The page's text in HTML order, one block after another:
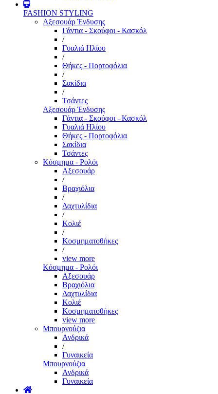
FASHION STYLING
Αξεσουάρ Ένδυσης
Γάντια - Σκούφοι - Κασκόλ
/
Γυαλιά Ηλίου
/
Θήκες - Πορτοφόλια
/
Σακίδια
/
Τσάντες
Αξεσουάρ Ένδυσης
Γάντια - Σκούφοι - Κασκόλ
Γυαλιά Ηλίου
Θήκες - Πορτοφόλια
Σακίδια
Τσάντες
Κόσμημα - Ρολόι
Αξεσουάρ
/
Βραχιόλια
/
Δαχτυλίδια
/
Κολιέ
/
Κοσμηματοθήκες
/
view more
Κόσμημα - Ρολόι
Αξεσουάρ
Βραχιόλια
Δαχτυλίδια
Κολιέ
Κοσμηματοθήκες
view more
Μπουρνούζια
Ανδρικά
/
Γυναικεία
Μπουρνούζια
Ανδρικά
Γυναικεία